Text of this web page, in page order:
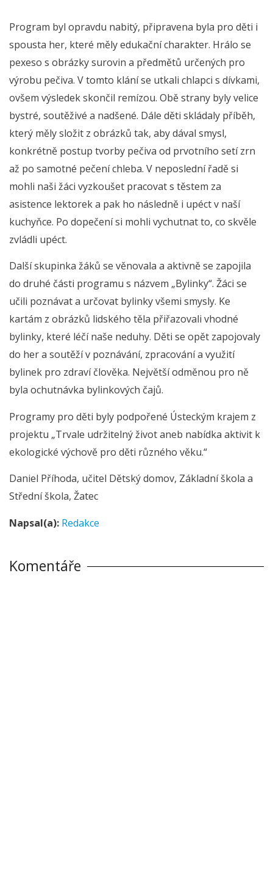
Program byl opravdu nabitý, připravena byla pro děti i
spousta her, které měly edukační charakter. Hrálo se
pexeso s obrázky surovin a předmětů určených pro
výrobu pečiva. V tomto klání se utkali chlapci s dívkami,
ovšem výsledek skončil remízou. Obě strany byly velice
bystré, soutěživé a nadšené. Dále děti skládaly příběh,
který měly složit z obrázků tak, aby dával smysl,
konkrétně postup tvorby pečiva od prvotního setí zrn
až po samotné pečení chleba. V neposlední řadě si
mohli naši žáci vyzkoušet pracovat s těstem za
asistence lektorek a pak ho následně i upéct v naší
kuchyňce. Po dopečení si mohli vychutnat to, co skvěle
zvládli upéct.
Další skupinka žáků se věnovala a aktivně se zapojila
do druhé části programu s názvem „Bylinky“. Žáci se
učili poznávat a určovat bylinky všemi smysly. Ke
kartám z obrázků lidského těla přiřazovali vhodné
bylinky, které léčí naše neduhy. Děti se opět zapojovaly
do her a soutěží v poznávání, zpracování a využití
bylinek pro zdraví člověka. Největší odměnou pro ně
byla ochutnávka bylinkových čajů.
Programy pro děti byly podpořené Ústeckým krajem z
projektu „Trvale udržitelný život aneb nabídka aktivit k
ekologické výchově pro děti různého věku.“
Daniel Příhoda, učitel Dětský domov, Základní škola a
Střední škola, Žatec
Napsal(a): Redakce
Komentáře